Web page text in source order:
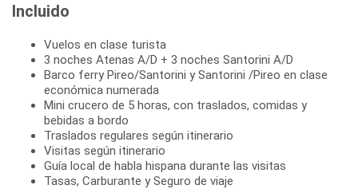
Incluido
Vuelos en clase turista
3 noches Atenas A/D + 3 noches Santorini A/D
Barco ferry Pireo/Santorini y Santorini /Pireo en clase
económica numerada
Mini crucero de 5 horas, con traslados, comidas y
bebidas a bordo
Traslados regulares según itinerario
Visitas según itinerario
Guía local de habla hispana durante las visitas
Tasas, Carburante y Seguro de viaje